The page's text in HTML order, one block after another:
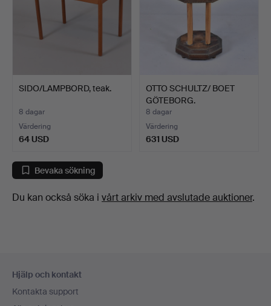
SIDO/LAMPBORD, teak.
8 dagar
Värdering
64 USD
OTTO SCHULTZ/ BOET
GÖTEBORG.
TILLSKRIVEN. …
8 dagar
Värdering
631 USD
Bevaka sökning
Du kan också söka i vårt arkiv med avslutade auktioner.
Hjälp och kontakt
Kontakta support